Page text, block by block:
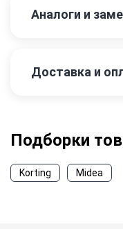
Аналоги и
Доставка и
Подборки
Korting Midea